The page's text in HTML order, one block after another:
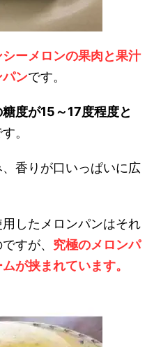
シーメロンの果肉と果汁
パンです。
度が15～17度程度と
。
香りが口いっぱいに広
したメロンパンはそれ
すが、 究極のメロンパ
が挟まれています。